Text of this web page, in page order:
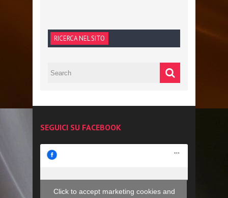
RICERCA NEL SITO
SEGUICI SU FACEBOOK
Click to accept marketing cookies and